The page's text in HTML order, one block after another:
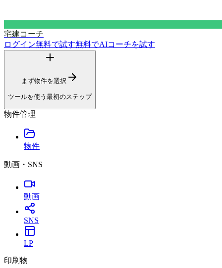
宅建コーチ
ログイン無料で試す無料でAIコーチを試す
まず物件を選択
ツールを使う最初のステップ
物件管理
物件
動画・SNS
動画
SNS
LP
印刷物